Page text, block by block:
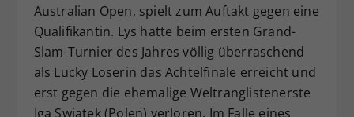
Australian Open, spielt zum Auftakt gegen eine
Qualifikantin. Lys hatte beim ersten Grand-
Slam-Turnier des Jahres völlig überraschend
als Lucky Loserin das Achtelfinale erreicht und
erst gegen die ehemalige Weltranglistenerste
Iga Swiatek (Polen) verloren. Im Falle eines